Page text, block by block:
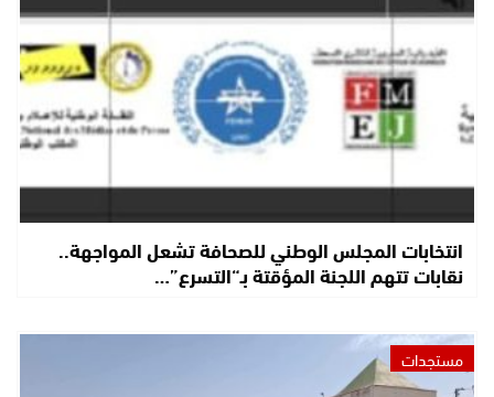
انتخابات المجلس الوطني للصحافة تشعل المواجهة..
نقابات تتهم اللجنة المؤقتة بـ“التسرع”…
مستجدات